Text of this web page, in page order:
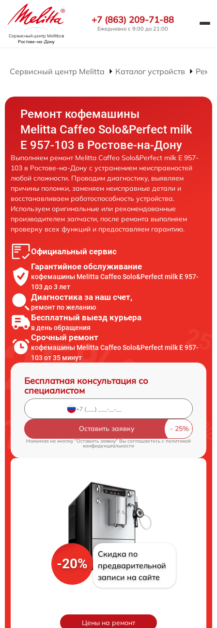
Сервисный центр Melittaв
Ростове-на-Дону
+7 (863) 209-71-88
Ежедневно с 9:00 до 21:00
Сервисный центр Melitta Каталог устройств
Ремонт кофемашины
Melitta Caffeo Solo&Perfect milk
E 957-103 в Ростове-на-Дону
Выполняем ремонт Melitta Caffeo Solo&Perfect milk E 957-
103 в Ростове-на-Дону с устранением неисправностей
любой сложности. Проводим диагностику, выявляем
причины поломки, заменяем неисправные детали и
восстанавливаем работоспособность устройства.
Используем оригинальные или рекомендованные
производителем запчасти, после ремонта выполняем
проверку всех функций и предоставляем гарантию.
Официальный сервис
Гарантийное обслуживание
кофемашины Melitta Caffeo Solo&Perfect milk E 957-
103 до 3 лет
Диагностика за наш счет,
ремонт по желанию
Бесплатный выезд курьера
в день обращения
Срочный ремонт
кофемашины Melitta Caffeo Solo&Perfect milk E 957-
103 от 35 минут
Бесплатная консультация со
специалистом
Оставить заявку
Нажимая на кнопку "Оставить заявку" Вы соглашаетесь cполитикой
конфиденциальности
-20%
Скидка по
предварительной
записи на сайте
Цены на ремонт